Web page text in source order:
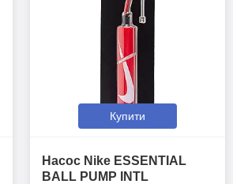
Купити
Насос Nike ESSENTIAL
BALL PUMP INTL